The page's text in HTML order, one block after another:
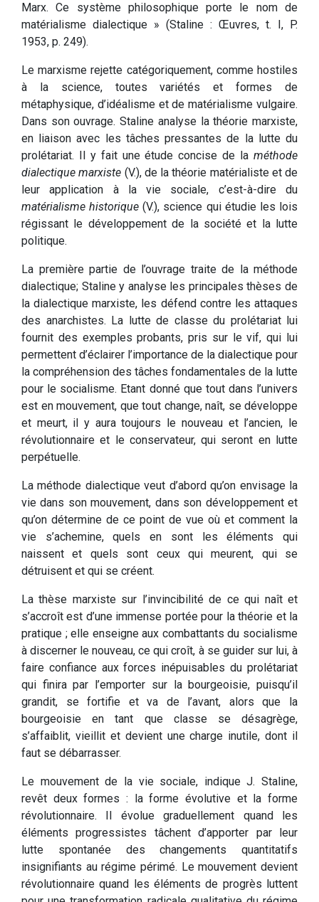
Marx. Ce système philosophique porte le nom de
matérialisme dialectique » (Staline : Œuvres, t. I, P.
1953, p. 249).
Le marxisme rejette catégoriquement, comme hostiles
à la science, toutes variétés et formes de
métaphysique, d’idéalisme et de matérialisme vulgaire.
Dans son ouvrage. Staline analyse la théorie marxiste,
en liaison avec les tâches pressantes de la lutte du
prolétariat. Il y fait une étude concise de la méthode
dialectique marxiste (V.), de la théorie matérialiste et de
leur application à la vie sociale, c’est-à-dire du
matérialisme historique (V.), science qui étudie les lois
régissant le développement de la société et la lutte
politique.
La première partie de l’ouvrage traite de la méthode
dialectique; Staline y analyse les principales thèses de
la dialectique marxiste, les défend contre les attaques
des anarchistes. La lutte de classe du prolétariat lui
fournit des exemples probants, pris sur le vif, qui lui
permettent d’éclairer l’importance de la dialectique pour
la compréhension des tâches fondamentales de la lutte
pour le socialisme. Etant donné que tout dans l’univers
est en mouvement, que tout change, naît, se développe
et meurt, il y aura toujours le nouveau et l’ancien, le
révolutionnaire et le conservateur, qui seront en lutte
perpétuelle.
La méthode dialectique veut d’abord qu’on envisage la
vie dans son mouvement, dans son développement et
qu’on détermine de ce point de vue où et comment la
vie s’achemine, quels en sont les éléments qui
naissent et quels sont ceux qui meurent, qui se
détruisent et qui se créent.
La thèse marxiste sur l’invincibilité de ce qui naît et
s’accroît est d’une immense portée pour la théorie et la
pratique ; elle enseigne aux combattants du socialisme
à discerner le nouveau, ce qui croît, à se guider sur lui, à
faire confiance aux forces inépuisables du prolétariat
qui finira par l’emporter sur la bourgeoisie, puisqu’il
grandit, se fortifie et va de l’avant, alors que la
bourgeoisie en tant que classe se désagrège,
s’affaiblit, vieillit et devient une charge inutile, dont il
faut se débarrasser.
Le mouvement de la vie sociale, indique J. Staline,
revêt deux formes : la forme évolutive et la forme
révolutionnaire. Il évolue graduellement quand les
éléments progressistes tâchent d’apporter par leur
lutte spontanée des changements quantitatifs
insignifiants au régime périmé. Le mouvement devient
révolutionnaire quand les éléments de progrès luttent